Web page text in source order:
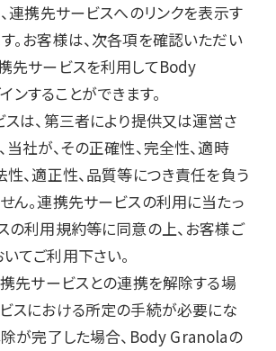
連携先サービスへのリンクを表示す
。お客様は、次各項を確認いただい
先サービスを利用してBody
することができます。
スは、第三者により提供又は運営さ
当社が、その正確性、完全性、適時
性、適正性、品質等につき責任を負う
ん。連携先サービスの利用に当たっ
の利用規約等に同意の上、お客様ご
てご利用下さい。
携先サービスとの連携を解除する場
スにおける所定の手続が必要にな
除が完了した場合、Body Granolaの